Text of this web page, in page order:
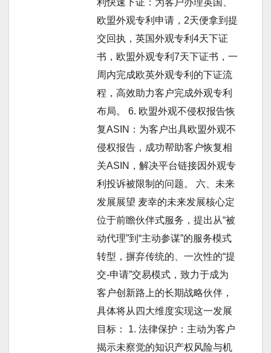
欧盟外观专利申请，2天便拿到提
交回执，英国外观专利4天下证
书，欧盟外观专利7天下证书，一
周内完成欧英外观专利的下证流
程，高效助力客户完成外观专利
布局。 6. 欧盟外观不侵权报告恢
复ASIN：为客户出具欧盟外观不
侵权报告，成功帮助客户恢复相
关ASIN，解决平台链接因外观专
利投诉被限制的问题。 六、未来
发展展望 麦幸的未来发展核心定
位于前瞻伙伴式服务，提出从“被
动代理”到“主动参谋”的服务模式
转型，摒弃传统的、一次性的“提
交-申请”交易模式，致力于成为
客户创新路上的长期战略伙伴，
具体将从四大维度实现这一发展
目标： 1. 法律保护：主动为客户
揭示未察觉的知识产权风险与机